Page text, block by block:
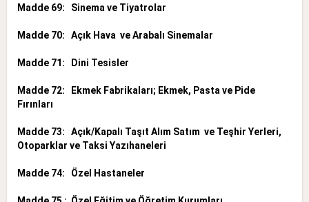
Madde 69: Sinema ve Tiyatrolar
Madde 70: Açık Hava ve Arabalı Sinemalar
Madde 71: Dini Tesisler
Madde 72: Ekmek Fabrikaları; Ekmek, Pasta ve Pide
Fırınları
Madde 73: Açık/Kapalı Taşıt Alım Satım ve Teşhir Yerleri,
Otoparklar ve Taksi Yazıhaneleri
Madde 74: Özel Hastaneler